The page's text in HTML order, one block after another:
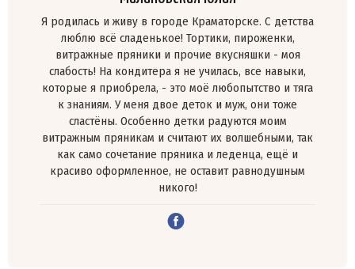
Я родилась и живу в городе Краматорске. C детства
люблю всё сладенькое! Тортики, пироженки,
витражные пряники и прочие вкусняшки - моя
слабость! На кондитера я не училась, все навыки,
которые я приобрела, - это моё любопытство и тяга
к знаниям. У меня двое деток и муж, они тоже
сластёны. Особенно детки радуются моим
витражным пряникам и считают их волшебными, так
как само сочетание пряника и леденца, ещё и
красиво оформленное, не оставит равнодушным
никого!